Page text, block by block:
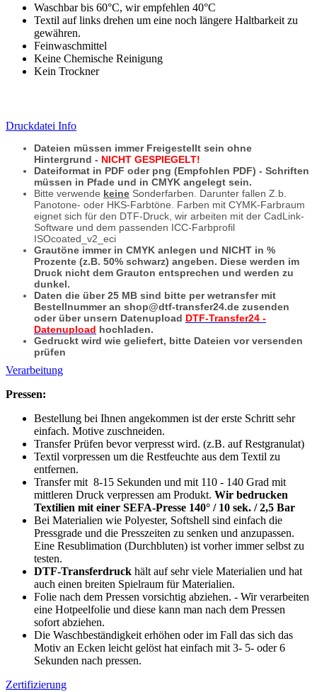
Waschbar bis 60°C, wir empfehlen 40°C
Textil auf links drehen um eine noch längere Haltbarkeit zu
gewähren.
Feinwaschmittel
Keine Chemische Reinigung
Kein Trockner
Druckdatei Info
Dateien müssen immer Freigestellt sein ohne
Hintergrund - NICHT GESPIEGELT!
Dateiformat in PDF oder png (Empfohlen PDF) - Schriften
müssen in Pfade und in CMYK angelegt sein.
Bitte verwende keine Sonderfarben. Darunter fallen Z.b.
Panotone- oder HKS-Farbtöne. Farben mit CYMK-Farbraum
eignet sich für den DTF-Druck, wir arbeiten mit der CadLink-
Software und dem passenden ICC-Farbprofil
ISOcoated_v2_eci
Grautöne immer in CMYK anlegen und NICHT in %
Prozente (z.B. 50% schwarz) angeben. Diese werden im
Druck nicht dem Grauton entsprechen und werden zu
dunkel.
Daten die über 25 MB sind bitte per wetransfer mit
Bestellnummer an shop@dtf-transfer24.de zusenden
oder über unsern Datenupload DTF-Transfer24 -
Datenupload hochladen.
Gedruckt wird wie geliefert, bitte Dateien vor versenden
prüfen
Verarbeitung
Pressen:
Bestellung bei Ihnen angekommen ist der erste Schritt sehr
einfach. Motive zuschneiden.
Transfer Prüfen bevor verpresst wird. (z.B. auf Restgranulat)
Textil vorpressen um die Restfeuchte aus dem Textil zu
entfernen.
Transfer mit 8-15 Sekunden und mit 110 - 140 Grad mit
mittleren Druck verpressen am Produkt. Wir bedrucken
Textilien mit einer SEFA-Presse 140° / 10 sek. / 2,5 Bar
Bei Materialien wie Polyester, Softshell sind einfach die
Pressgrade und die Presszeiten zu senken und anzupassen.
Eine Resublimation (Durchbluten) ist vorher immer selbst zu
testen.
DTF-Transferdruck hält auf sehr viele Materialien und hat
auch einen breiten Spielraum für Materialien.
Folie nach dem Pressen vorsichtig abziehen. - Wir verarbeiten
eine Hotpeelfolie und diese kann man nach dem Pressen
sofort abziehen.
Die Waschbeständigkeit erhöhen oder im Fall das sich das
Motiv an Ecken leicht gelöst hat einfach mit 3- 5- oder 6
Sekunden nach pressen.
Zertifizierung